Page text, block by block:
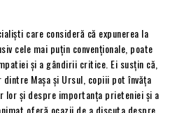
care consideră că expunerea la
cele mai puțin convenționale, poate
și a gândirii critice. Ei susțin că,
Mașa și Ursul, copiii pot învăța
lor și despre importanța prieteniei și a
oferă ocazii de a discuta despre